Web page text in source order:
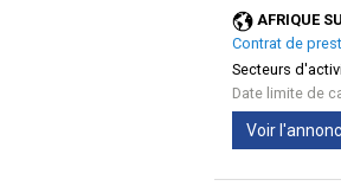
AFRIQUE
Contrat de
Secteurs
Date limite de
Voir